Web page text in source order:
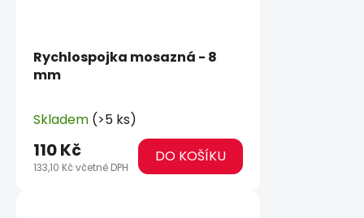
Rychlospojka mosazná - 8
mm
Skladem (>5 ks)
133,10 Kč včetně DPH
110 Kč DO KOŠÍKU